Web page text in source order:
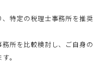
特定の税理士事務所を推奨
所を比較検討し、ご自身の
。